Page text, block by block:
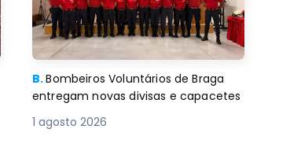
B.Bombeiros Voluntários de Braga
entregam novas divisas e capacetes
1 agosto 2026